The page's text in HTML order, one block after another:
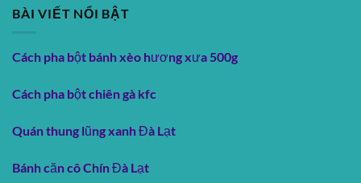
BÀI VIẾT NỔI BẬT
Cách pha bột bánh xèo hương xưa 500g
Cách pha bột chiên gà kfc
Quán thung lũng xanh Đà Lạt
Bánh căn cô Chín Đà Lạt